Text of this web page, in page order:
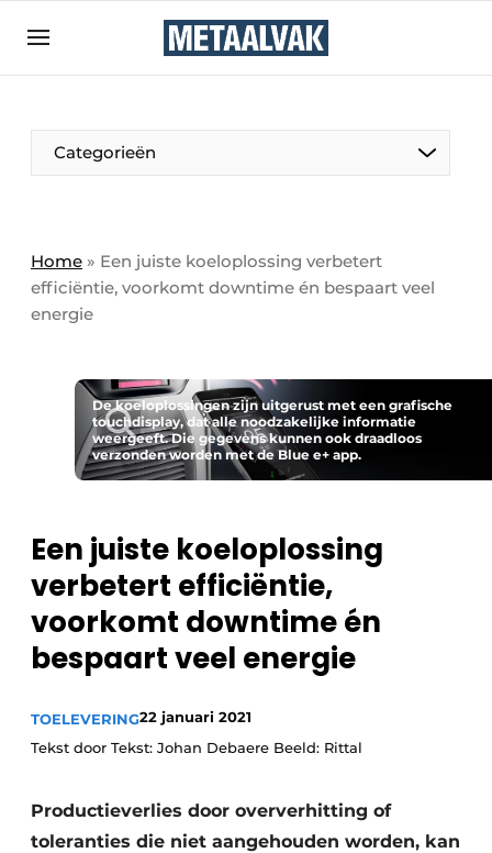
Bedrijven
Contact
Eigen content aanleveren
Evenement aanmelden
Nieuwsbrief
Podcasts
Privacy / Cookie statement
Vacatures
Video’s
Categorieën
Home » Een juiste koeloplossing verbetert
efficiëntie, voorkomt downtime én bespaart veel
energie
De koeloplossingen zijn uitgerust met een grafische
touchdisplay, dat alle noodzakelijke informatie
weergeeft. Die gegevens kunnen ook draadloos
verzonden worden met de Blue e+ app.
Een juiste koeloplossing
verbetert efficiëntie,
voorkomt downtime én
bespaart veel energie
TOELEVERING22 januari 2021
Tekst door Tekst: Johan Debaere Beeld: Rittal
­Productieverlies door oververhitting of
toleranties die niet aangehouden worden, kan